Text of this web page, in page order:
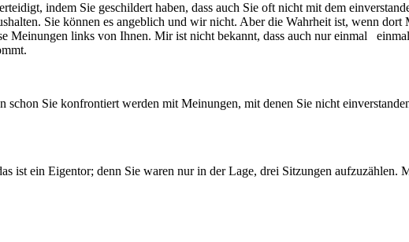
indem Sie geschildert haben, dass auch Sie oft nicht mit dem
Sie können es angeblich und wir nicht. Aber die Wahrheit ist, wenn
Meinungen links von Ihnen. Mir ist nicht bekannt, dass auch nur einmal
Sie konfrontiert werden mit Meinungen, mit denen Sie nicht
ist ein Eigentor; denn Sie waren nur in der Lage, drei Sitzungen aufzuzählen.